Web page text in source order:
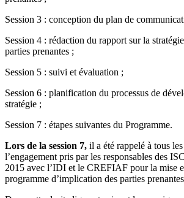
Session 3 : conception du plan de
Session 4 : rédaction du rapport sur la
parties prenantes ;
Session 5 : suivi et évaluation ;
Session 6 : planification du processus de
stratégie ;
Session 7 : étapes suivantes du Programme.
Lors de la session 7, il a été rappelé à tous
l’engagement pris par les responsables des
2015 avec l’IDI et le CREFIAF pour la mise
programme d’implication des parties